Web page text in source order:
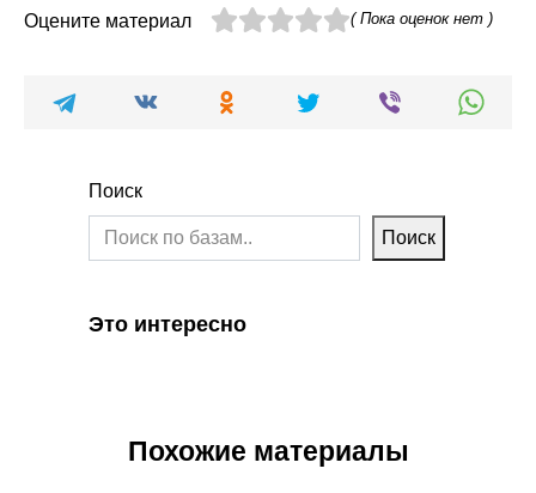
Оцените материал ( Пока оценок нет )
Поиск
Поиск
Это интересно
Похожие материалы